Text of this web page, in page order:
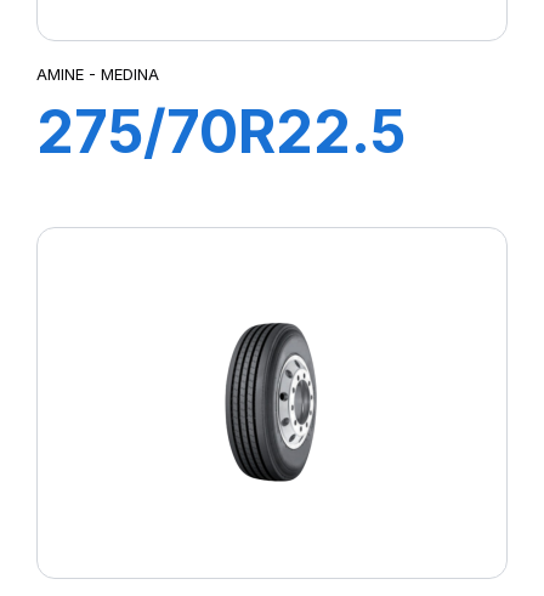
AMINE - MEDINA
275/70R22.5